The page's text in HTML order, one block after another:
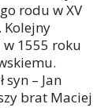
rodu w XV
Kolejny
w 1555 roku
syn – Jan
brat Maciej